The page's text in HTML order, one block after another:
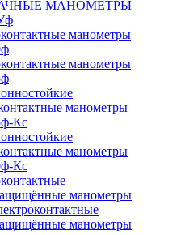
МАНОМЕТРЫ
манометры
манометры
манометры
Кс
манометры
Кс
манометры
манометры